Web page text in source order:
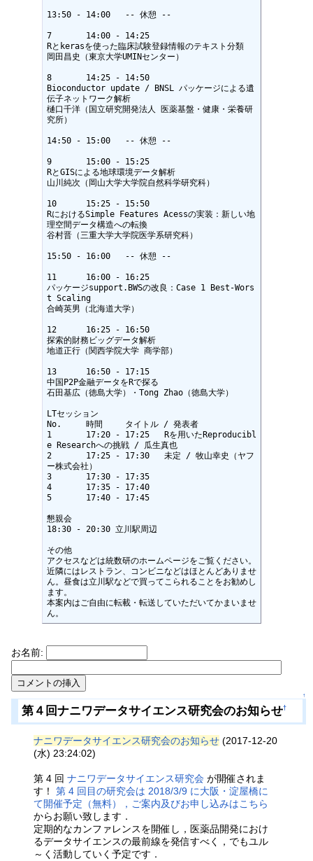
13:50 - 14:00	-- 休憩 --
7	14:00 - 14:25
Rとkerasを使った臨床試験登録情報のテキスト分類
岡田昌史（東京大学UMINセンター）
8	14:25 - 14:50
Bioconductor update / BNSL パッケージによる遺
伝子ネットワーク解析
樋口千洋（国立研究開発法人 医薬基盤・健康・栄養研
究所）
14:50 - 15:00	-- 休憩 --
9	15:00 - 15:25
RとGISによる地球環境データ解析
山川純次（岡山大学大学院自然科学研究科）
10	15:25 - 15:50
RにおけるSimple Features Acessの実装：新しい地
理空間データ構造への転換
谷村晋（三重大学大学院医学系研究科）
15:50 - 16:00	-- 休憩 --
11	16:00 - 16:25
パッケージsupport.BWSの改良：Case 1 Best-Wors
t Scaling
合崎英男（北海道大学）
12	16:25 - 16:50
探索的財務ビッグデータ解析
地道正行（関西学院大学 商学部）
13	16:50 - 17:15
中国P2P金融データをRで探る
石田基広（徳島大学）・Tong Zhao（徳島大学）
LTセッション
No.	時間	タイトル / 発表者
1	17:20 - 17:25	Rを用いたReproducibl
e Researchへの挑戦 / 瓜生真也
2	17:25 - 17:30	未定 / 牧山幸史（ヤフ
ー株式会社）
3	17:30 - 17:35
4	17:35 - 17:40
5	17:40 - 17:45
懇親会
18:30 - 20:30 立川駅周辺
その他
アクセスなどは統数研のホームページをご覧ください。
近隣にはレストラン、コンビニなどはほとんどありませ
ん。昼食は立川駅などで買ってこられることをお勧めし
ます。
本案内はご自由に転載・転送していただいてかまいませ
お名前:
↑
第４回ナニワデータサイエンス研究会のお知らせ†
ナニワデータサイエンス研究会のお知らせ (2017-12-20
(水) 23:24:02)
第 4 回ナニワデータサイエンス研究会 が開催されま
す！第 4 回目の研究会は 2018/3/9 に大阪・淀屋橋に
て開催予定（無料），ご案内及びお申し込みはこちら
からお願い致します．
定期的なカンファレンスを開催し，医薬品開発におけ
るデータサイエンスの最前線を発信すべく，でもユル
～く活動していく予定です．